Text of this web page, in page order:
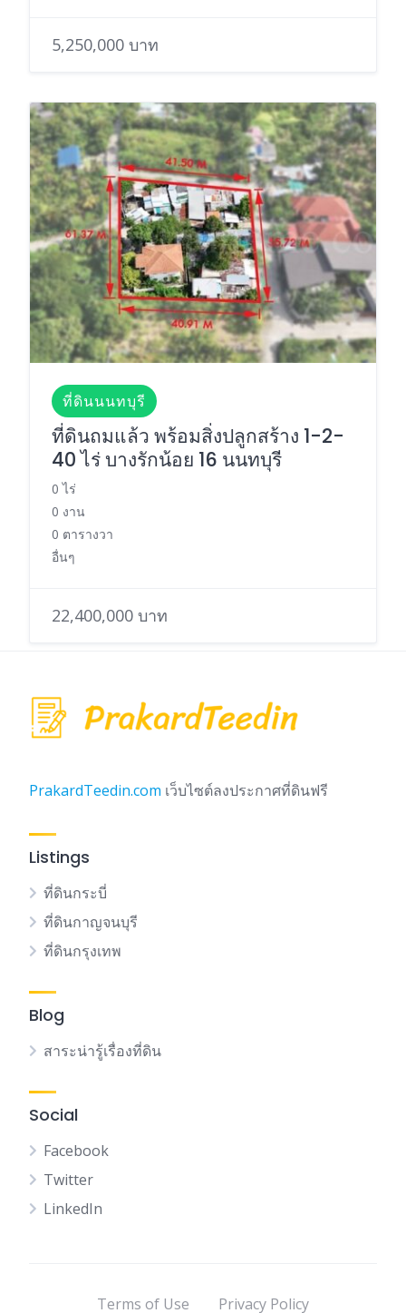
5,250,000 บาท
ที่ดินนนทบุรี
ที่ดินถมแล้ว พร้อมสิ่งปลูกสร้าง 1-2-
40 ไร่ บางรักน้อย 16 นนทบุรี
0 ไร่
0 งาน
0 ตารางวา
อื่นๆ
22,400,000 บาท
PrakardTeedin.com เว็บไซต์ลงประกาศที่ดินฟรี
Listings
ที่ดินกระบี่
ที่ดินกาญจนบุรี
ที่ดินกรุงเทพ
Blog
สาระน่ารู้เรื่องที่ดิน
Social
Facebook
Twitter
LinkedIn
Terms of Use Privacy Policy